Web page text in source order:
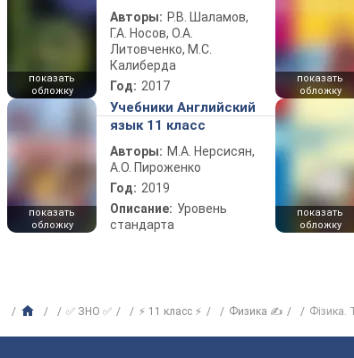
показать
обложку
Авторы: Р.В. Шаламов,
Г.А. Носов, О.А.
Литовченко, М.С.
Калиберда
Год: 2017
показать
обложку
показать
обложку
Учебники Английский
язык 11 класс
Авторы: М.А. Нерсисян,
А.О. Пироженко
Год: 2019
Описание: Уровень
стандарта
показать
обложку
✅ ЗНО ✅ ⚡ 11 класс ⚡ Физика ✍ Фізика.